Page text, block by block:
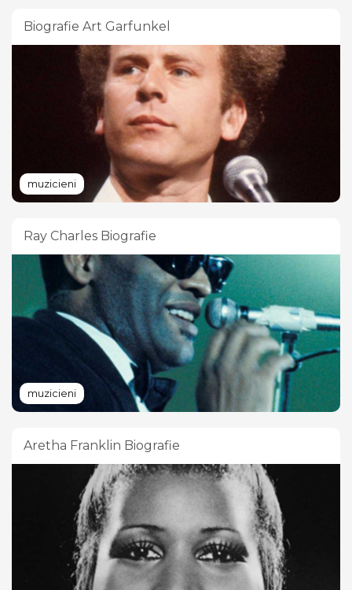
Biografie Art Garfunkel
muzicieni
Ray Charles Biografie
muzicieni
Aretha Franklin Biografie